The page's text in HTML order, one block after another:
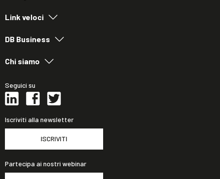
Link veloci
DB Business
Chi siamo
Seguici su
Iscriviti alla newsletter
ISCRIVITI
Partecipa ai nostri webinar